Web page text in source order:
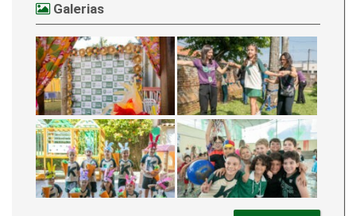
Galerias